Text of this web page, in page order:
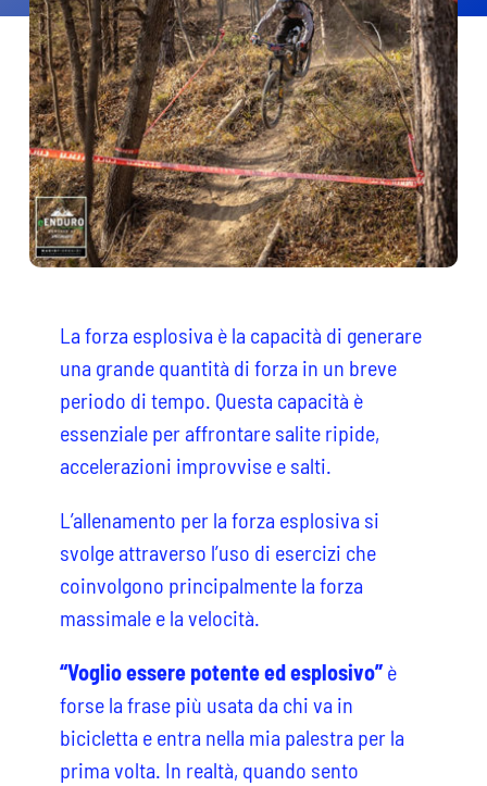
Cerca
per:
La forza esplosiva è la capacità di generare
una grande quantità di forza in un breve
periodo di tempo. Questa capacità è
essenziale per affrontare salite ripide,
accelerazioni improvvise e salti.
L’allenamento per la forza esplosiva si
svolge attraverso l’uso di esercizi che
coinvolgono principalmente la forza
massimale e la velocità.
“Voglio essere potente ed esplosivo”è
forse la frase più usata da chi va in
bicicletta e entra nella mia palestra per la
prima volta. In realtà, quando sento